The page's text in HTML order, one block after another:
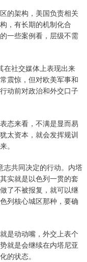
的架构，美国负责相关
，有长期的机制化合
一些案例看，层级不需
在社交媒体上表现出来
震惊，但对欧美军事和
动前对政治和外交口子
态来看，不满是显而易
太资本，就会发挥规训
。
志共同决定的行动。内塔
实就是以色列一贯的套
了不被报复，就可以继
列核心城区那种，要确
是动动嘴，外交上表个
就是会继续在内塔尼亚
的状态。